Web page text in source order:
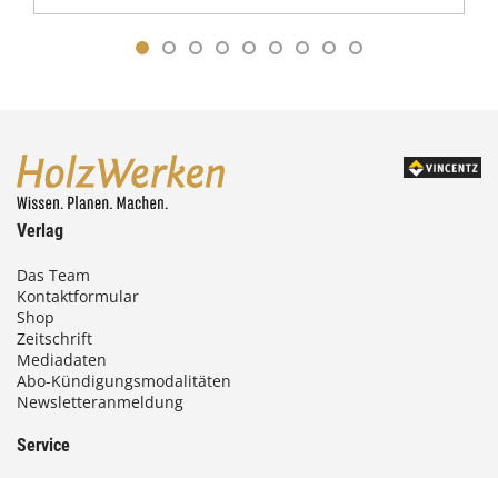
Verlag
Das Team
Kontaktformular
Shop
Zeitschrift
Mediadaten
Abo-Kündigungsmodalitäten
Newsletteranmeldung
Service